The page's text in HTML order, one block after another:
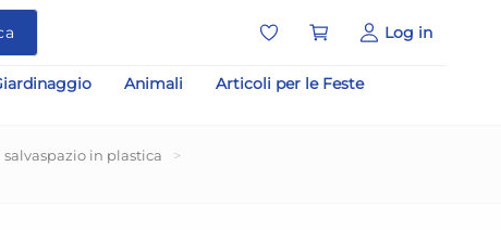
Log in
Animali
Articoli per le Feste
in plastica
>